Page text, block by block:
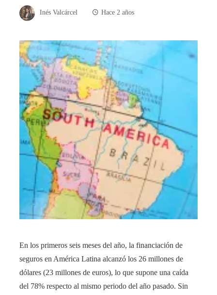
Inés Valcárcel Hace 2 años
En los primeros seis meses del año, la financiación de
seguros en América Latina alcanzó los 26 millones de
dólares (23 millones de euros), lo que supone una caída
del 78% respecto al mismo periodo del año pasado. Sin